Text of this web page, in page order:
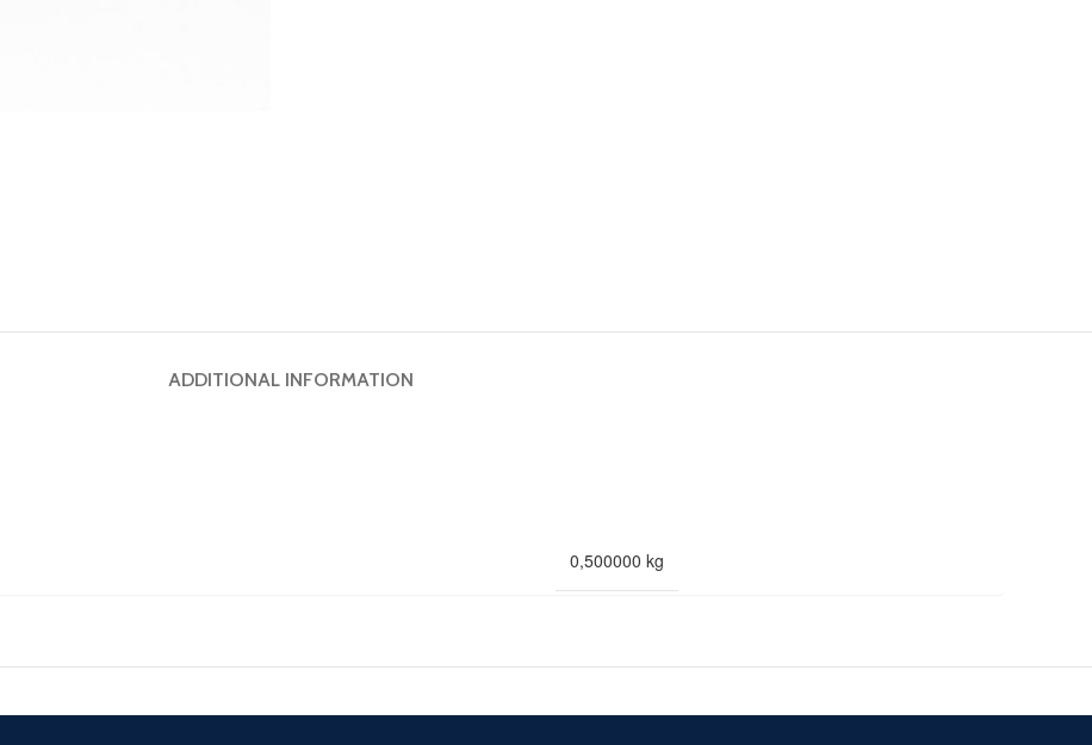
ADDITIONAL INFORMATION
0,500000 kg